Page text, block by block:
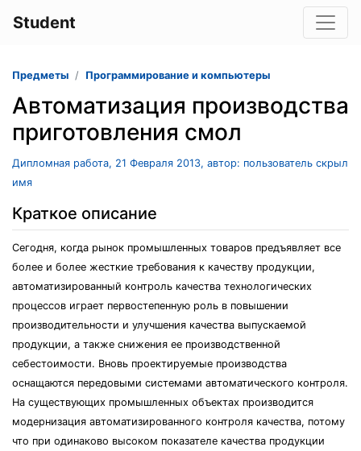
Student
Предметы Программирование и компьютеры
Автоматизация производства
приготовления смол
Дипломная работа, 21 Февраля 2013, автор: пользователь скрыл
имя
Краткое описание
Сегодня, когда рынок промышленных товаров предъявляет все
более и более жесткие требования к качеству продукции,
автоматизированный контроль качества технологических
процессов играет первостепенную роль в повышении
производительности и улучшения качества выпускаемой
продукции, а также снижения ее производственной
себестоимости. Вновь проектируемые производства
оснащаются передовыми системами автоматического контроля.
На существующих промышленных объектах производится
модернизация автоматизированного контроля качества, потому
что при одинаково высоком показателе качества продукции